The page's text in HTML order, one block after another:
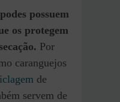
possuem
os protegem
Por
caranguejos
de
servem de